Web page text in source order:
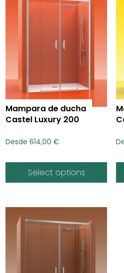
Mampara de ducha
Castel Luxury 200
Desde 614,00€
Select options